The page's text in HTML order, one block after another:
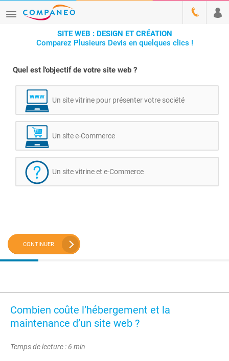
SITE WEB : DESIGN ET CRÉATION
Comparez Plusieurs Devis en quelques clics !
Quel est l'objectif de votre site web ?
Un site vitrine pour présenter votre société
Un site e-Commerce
Un site vitrine et e-Commerce
CONTINUER
Combien coûte l’hébergement et la
maintenance d’un site web ?
Temps de lecture : 6 min